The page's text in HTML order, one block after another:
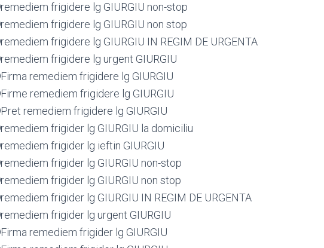
remediem frigidere lg GIURGIU non-stop
remediem frigidere lg GIURGIU non stop
remediem frigidere lg GIURGIU IN REGIM DE URGENTA
remediem frigidere lg urgent GIURGIU
Firma remediem frigidere lg GIURGIU
Firme remediem frigidere lg GIURGIU
Pret remediem frigidere lg GIURGIU
remediem frigider lg GIURGIU la domiciliu
remediem frigider lg ieftin GIURGIU
remediem frigider lg GIURGIU non-stop
remediem frigider lg GIURGIU non stop
remediem frigider lg GIURGIU IN REGIM DE URGENTA
remediem frigider lg urgent GIURGIU
Firma remediem frigider lg GIURGIU